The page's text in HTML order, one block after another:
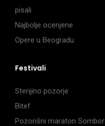
pisali
Najbolje ocenjene
Opere u Beogradu
Festivali
Sterijino pozorje
Bitef
Pozorišni maraton Sombor